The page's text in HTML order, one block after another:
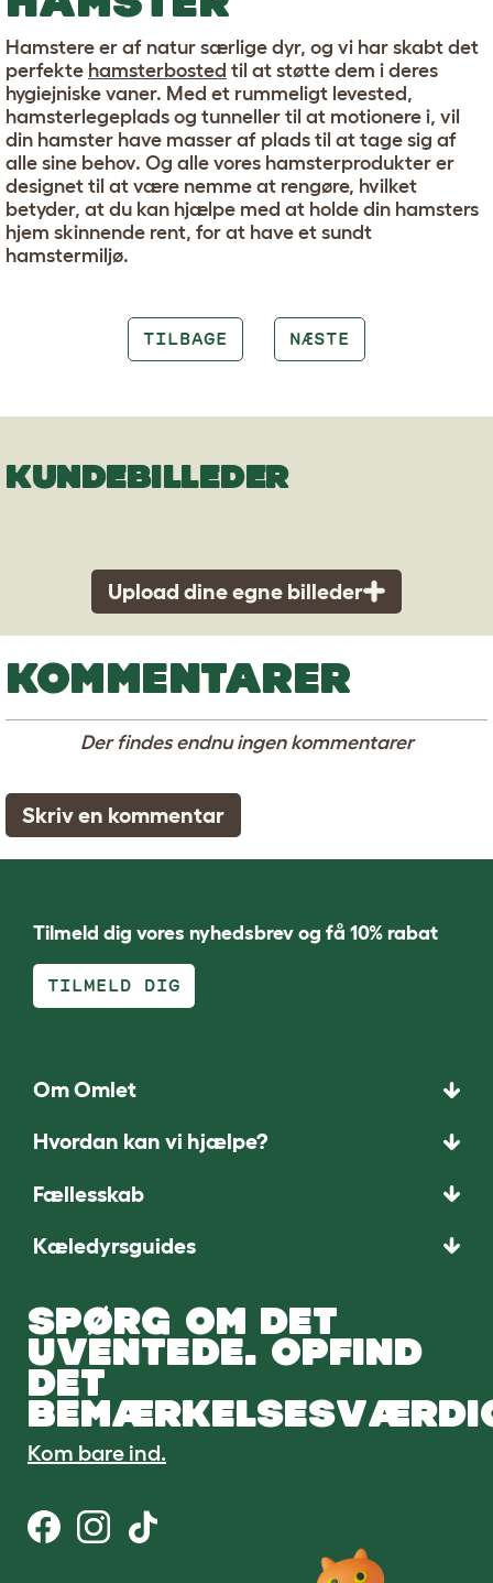
Hamstere er af natur særlige dyr, og vi har skabt det
perfekte hamsterbosted til at støtte dem i deres
hygiejniske vaner. Med et rummeligt levested,
hamsterlegeplads og tunneller til at motionere i, vil
din hamster have masser af plads til at tage sig af
alle sine behov. Og alle vores hamsterprodukter er
designet til at være nemme at rengøre, hvilket
betyder, at du kan hjælpe med at holde din hamsters
hjem skinnende rent, for at have et sundt
hamstermiljø.
TILBAGE NÆSTE
KUNDEBILLEDER
Upload dine egne billeder
KOMMENTARER
Der findes endnu ingen kommentarer
Skriv en kommentar
Tilmeld dig vores nyhedsbrev og få 10% rabat
TILMELD DIG
Om Omlet
Hvordan kan vi hjælpe?
Fællesskab
Kæledyrsguides
SPØRG OM DET
UVENTEDE. OPFIND
DET
Kom bare ind.